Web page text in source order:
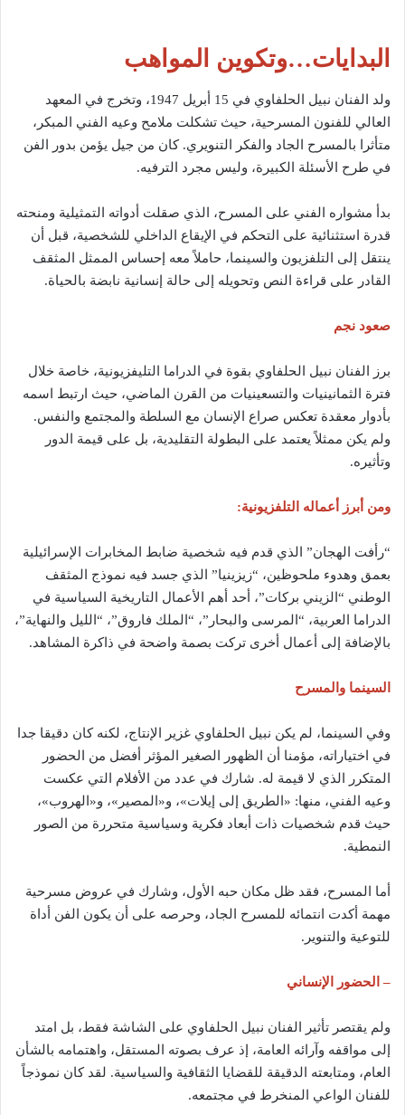
البدايات…وتكوين المواهب
ولد الفنان نبيل الحلفاوي في 15 أبريل 1947، وتخرج في المعهد
العالي للفنون المسرحية، حيث تشكلت ملامح وعيه الفني المبكر،
متأثرا بالمسرح الجاد والفكر التنويري. كان من جيل يؤمن بدور الفن
في طرح الأسئلة الكبيرة، وليس مجرد الترفيه.
بدأ مشواره الفني على المسرح، الذي صقلت أدواته التمثيلية ومنحته
قدرة استثنائية على التحكم في الإيقاع الداخلي للشخصية، قبل أن
ينتقل إلى التلفزيون والسينما، حاملاً معه إحساس الممثل المثقف
القادر على قراءة النص وتحويله إلى حالة إنسانية نابضة بالحياة.
صعود نجم
برز الفنان نبيل الحلفاوي بقوة في الدراما التليفزيونية، خاصة خلال
فترة الثمانينيات والتسعينيات من القرن الماضي، حيث ارتبط اسمه
بأدوار معقدة تعكس صراع الإنسان مع السلطة والمجتمع والنفس.
ولم يكن ممثلاً يعتمد على البطولة التقليدية، بل على قيمة الدور
وتأثيره.
ومن أبرز أعماله التلفزيونية:
“رأفت الهجان” الذي قدم فيه شخصية ضابط المخابرات الإسرائيلية
بعمق وهدوء ملحوظين، “زيزينيا” الذي جسد فيه نموذج المثقف
الوطني “الزيني بركات”، أحد أهم الأعمال التاريخية السياسية في
الدراما العربية، “المرسى والبحار”، “الملك فاروق”، “الليل والنهاية”،
بالإضافة إلى أعمال أخرى تركت بصمة واضحة في ذاكرة المشاهد.
السينما والمسرح
وفي السينما، لم يكن نبيل الحلفاوي غزير الإنتاج، لكنه كان دقيقا جدا
في اختياراته، مؤمنا أن الظهور الصغير المؤثر أفضل من الحضور
المتكرر الذي لا قيمة له. شارك في عدد من الأفلام التي عكست
وعيه الفني، منها: «الطريق إلى إيلات»، و«المصير»، و«الهروب»،
حيث قدم شخصيات ذات أبعاد فكرية وسياسية متحررة من الصور
النمطية.
أما المسرح، فقد ظل مكان حبه الأول، وشارك في عروض مسرحية
مهمة أكدت انتمائه للمسرح الجاد، وحرصه على أن يكون الفن أداة
للتوعية والتنوير.
– الحضور الإنساني
ولم يقتصر تأثير الفنان نبيل الحلفاوي على الشاشة فقط، بل امتد
إلى مواقفه وآرائه العامة، إذ عرف بصوته المستقل، واهتمامه بالشأن
العام، ومتابعته الدقيقة للقضايا الثقافية والسياسية. لقد كان نموذجاً
للفنان الواعي المنخرط في مجتمعه.